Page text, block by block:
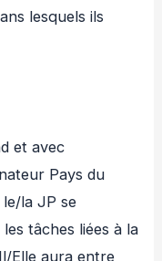
lesquels ils
et avec
Pays du
la JP se
tâches liées à la
Elle aura entre